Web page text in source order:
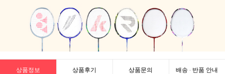
상품정보 상품후기 상품문의 배송 · 반품 안내